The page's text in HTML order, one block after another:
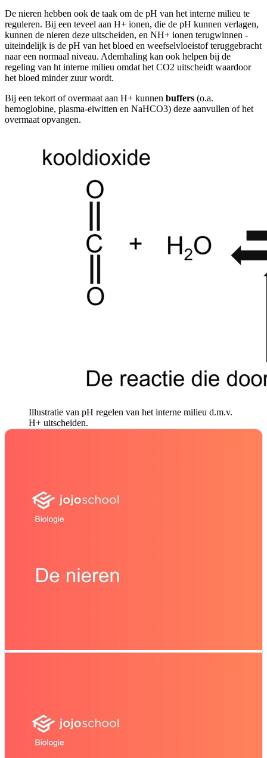
De nieren hebben ook de taak om de pH van het interne milieu te
reguleren. Bij een teveel aan H+ ionen, die de pH kunnen verlagen,
kunnen de nieren deze uitscheiden, en NH+ ionen terugwinnen -
uiteindelijk is de pH van het bloed en weefselvloeistof teruggebracht
naar een normaal niveau. Ademhaling kan ook helpen bij de
regeling van ht interne milieu omdat het CO2 uitscheidt waardoor
het bloed minder zuur wordt.
Bij een tekort of overmaat aan H+ kunnen buffers (o.a.
hemoglobine, plasma-eiwitten en NaHCO3) deze aanvullen of het
overmaat opvangen.
Illustratie van pH regelen van het interne milieu d.m.v.
H+ uitscheiden.